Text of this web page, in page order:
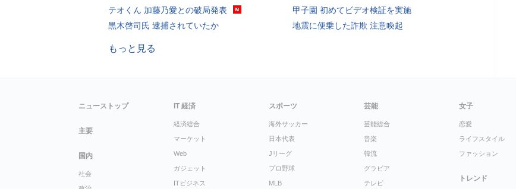
テオくん 加藤乃愛との破局発表
黒木啓司氏 逮捕されていたか
甲子園 初めてビデオ検証を実施
地震に便乗した詐欺 注意喚起
もっと見る
ニューストップ
主要
国内
社会
IT 経済
経済総合
マーケット
Web
ガジェット
ITビジネス
スポーツ
海外サッカー
日本代表
Jリーグ
プロ野球
MLB
芸能
芸能総合
音楽
韓流
グラビア
テレビ
女子
恋愛
ライフスタイル
ファッション
トレンド